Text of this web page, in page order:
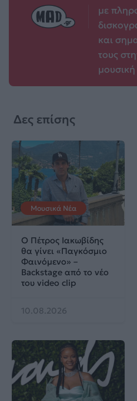
με
και
τους
Δες επίσης
Μουσικά Νέα
Ο Πέτρος Ιακωβίδης
θα γίνει «Παγκόσμιο
Φαινόμενο» –
Backstage από το νέο
του video clip
10.08.2026